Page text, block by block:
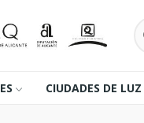
CIUDADES DE LUZ